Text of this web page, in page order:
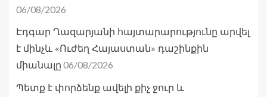
06/08/2026
Էդգար Ղազարյանի հայտարարությունը արվել
է մինչև «Ուժեղ Հայաստան» դաշինքին
միանալը 06/08/2026
Պետք է փորձենք ավելի քիչ ջուր և